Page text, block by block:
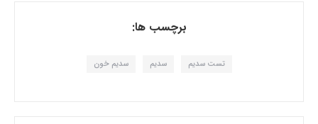
برچسب ها:
تست سدیم سدیم سدیم خون